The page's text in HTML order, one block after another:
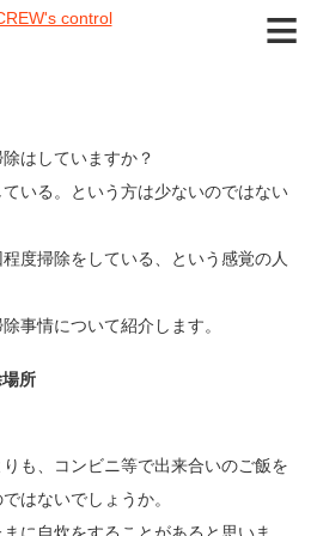
≡
はしていますか？
いる。という方は少ないのではない
度掃除をしている、という感覚の人
事情について紹介します。
所
も、コンビニ等で出来合いのご飯を
はないでしょうか。